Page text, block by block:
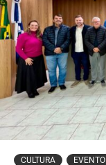
CULTURA EVENTO